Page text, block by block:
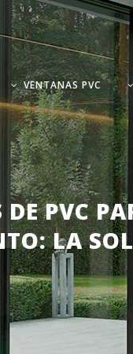
VENTANAS PVC
PVC
LA